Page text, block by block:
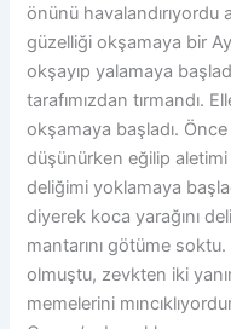
önünü havalandırıyordu
güzelliği okşamaya bir
okşayıp yalamaya
tarafımızdan tırmandı.
okşamaya başladı.
düşünürken eğilip aletimi
deliğimi yoklamaya
diyerek koca yarağını
mantarını götüme
olmuştu, zevkten iki
memelerini